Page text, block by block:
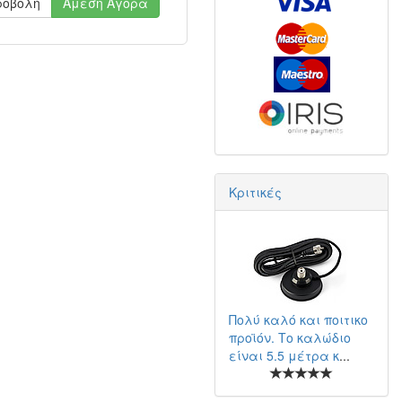
Κριτικές
Πολύ καλό και ποιτικο
προϊόν. Το καλώδιο
είναι 5.5 μέτρα κ...